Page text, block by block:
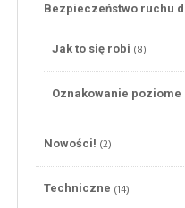
Bezpieczeństwo ruchu
Jak to się robi (8)
Oznakowanie poziome
Nowości! (2)
Techniczne (14)